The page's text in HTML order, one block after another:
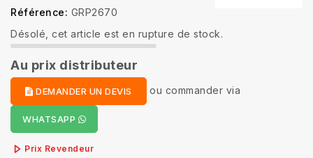
Référence: GRP2670
Désolé, cet article est en rupture de stock.
Au prix distributeur
DEMANDER UN DEVIS ou commander via
WHATSAPP
Prix Revendeur